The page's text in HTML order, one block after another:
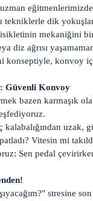
dik
mekaniğini
diz ağrısı
konseptiyle, konvoy
Güvenli Konvoy
bazen
uzak,
Vitesin mi
Sen pedal
stresine